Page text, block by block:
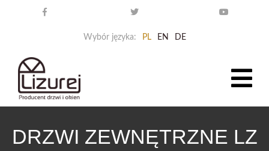
Wybór języka: PL EN DE
DRZWI ZEWNĘTRZNE LZ